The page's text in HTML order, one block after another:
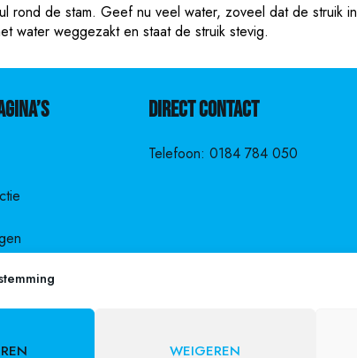
WEIGEREN
rond de stam. Geef nu veel water, zoveel dat de struik in
water weggezakt en staat de struik stevig.
Direct contact
Telefoon: 0184 784 050